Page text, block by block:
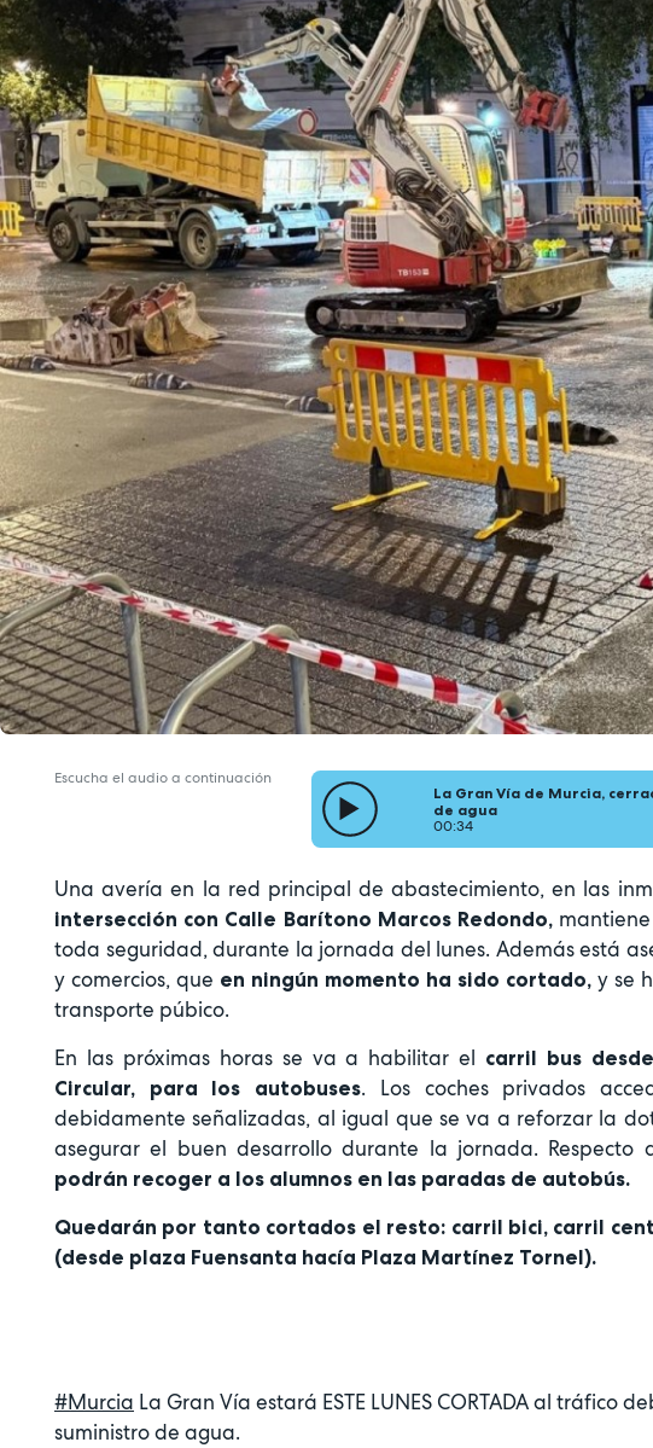
Escucha el audio a continuación
La Gran Vía de Murcia,
de agua
00:34
Una avería en la red principal de abastecimiento, en las
intersección con Calle Barítono Marcos Redondo,
toda seguridad, durante la jornada del lunes. Además está
y comercios, que en ningún momento ha sido cortado,y se
transporte púbico.
En las próximas horas se va a habilitar el carril bus
Circular, para los autobuses. Los coches privados
debidamente señalizadas, al igual que se va a reforzar la
asegurar el buen desarrollo durante la jornada. Respecto
podrán recoger a los alumnos en las paradas de autobús.
Quedarán por tanto cortados el resto: carril bici, carril
(desde plaza Fuensanta hacía Plaza Martínez Tornel).
#Murcia La Gran Vía estará ESTE LUNES CORTADA al tráfico
suministro de agua.